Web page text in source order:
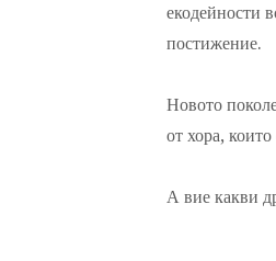
екодейности
постижение.
Новото
от хора,
А вие какви